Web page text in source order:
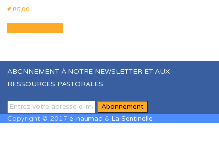
€ 85,00
ABONNEMENT À NOTRE NEWSLETTER ET AUX
RESSOURCES PASTORALES
Copyright © 2017 e-naumad & La Sentinelle